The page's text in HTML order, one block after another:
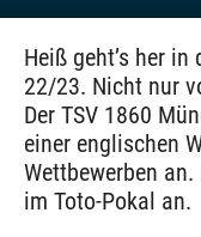
Heiß geht’s her in
22/23. Nicht nur
Der TSV 1860
einer englischen
Wettbewerben
im Toto-Pokal an.